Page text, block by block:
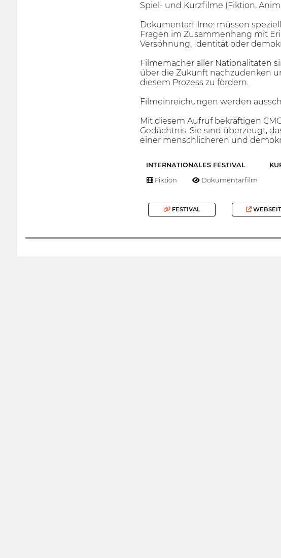
Spiel- und Kurzfilme (Fiktion,
Dokumentarfilme: müssen
Fragen im Zusammenhang mit
Versöhnung, Identität oder
Filmemacher aller Nationalitäten
über die Zukunft nachzudenken
diesem Prozess zu fördern.
Filmeinreichungen werden
Mit diesem Aufruf bekräftigen
Gedächtnis. Sie sind überzeugt,
einer menschlicheren und
INTERNATIONALES FESTIVAL
Fiktion Dokumentarfilm
FESTIVAL